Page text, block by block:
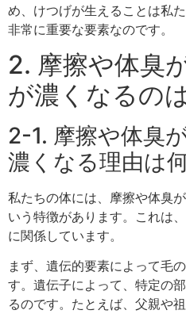
め、けつげが生えることは私
非常に重要な要素なのです。
2. 摩擦や体臭
が濃くなるの
2-1. 摩擦や体臭
濃くなる理由は
私たちの体には、摩擦や体臭
いう特徴があります。これは
に関係しています。
まず、遺伝的要素によって毛
す。遺伝子によって、特定の
るのです。たとえば、父親や